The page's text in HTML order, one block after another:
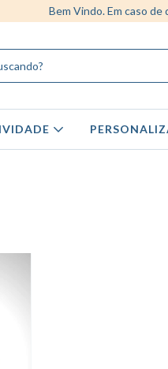
Bem Vindo. Em caso